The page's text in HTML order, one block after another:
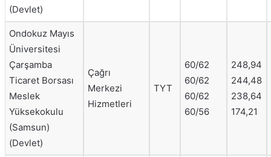
(Devlet)
Ondokuz Mayıs
Üniversitesi
Çarşamba
Ticaret Borsası
Meslek
Yüksekokulu
(Samsun)
(Devlet)
Çağrı
Merkezi
Hizmetleri
TYT
60/62
60/62
60/62
60/56
248,94
244,48
238,64
174,21